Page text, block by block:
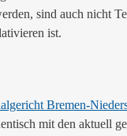
sind auch nicht
ist.
Bremen-
mit den aktuell